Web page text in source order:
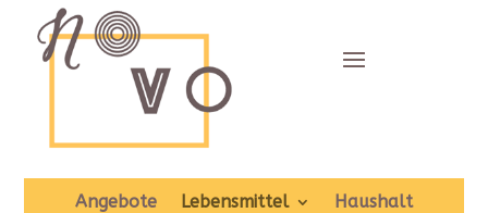
Angebote Lebensmittel
Haushalt